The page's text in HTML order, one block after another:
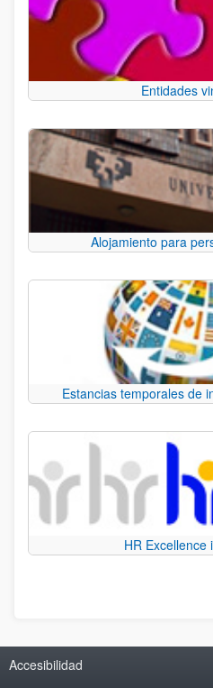
Entidades
Alojamiento para
Estancias temporales de
HR Excellence
Accesibilidad